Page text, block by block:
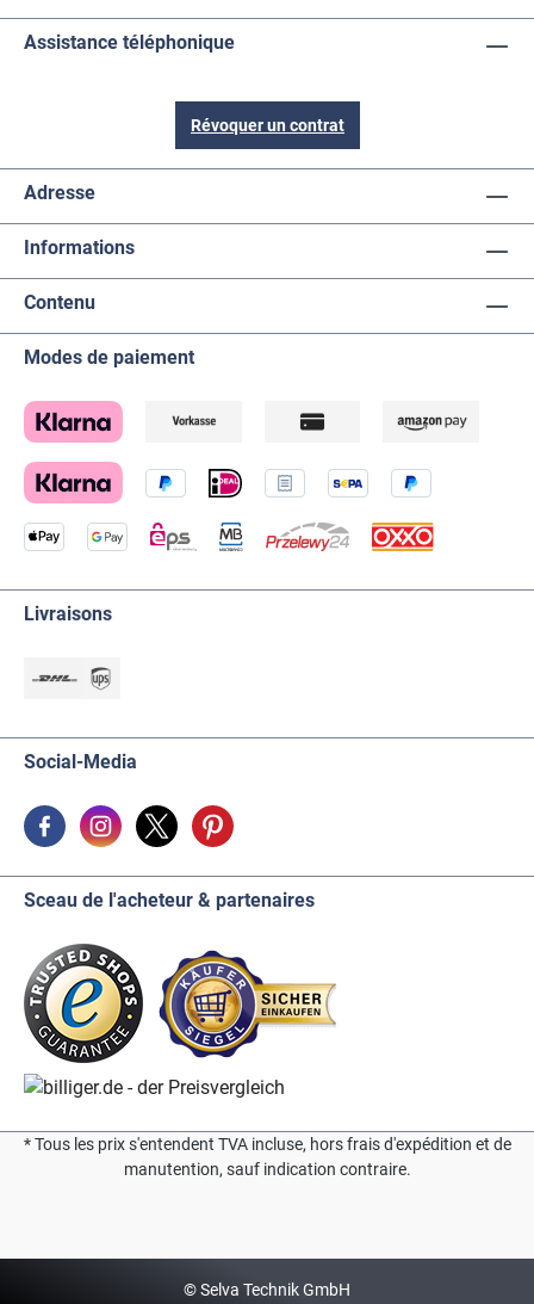
Assistance téléphonique
Révoquer un contrat
Adresse
Informations
Contenu
Modes de paiement
Livraisons
Social-Media
Sceau de l'acheteur & partenaires
* Tous les prix s'entendent TVA incluse, hors frais d'expédition et de
manutention, sauf indication contraire.
© Selva Technik GmbH